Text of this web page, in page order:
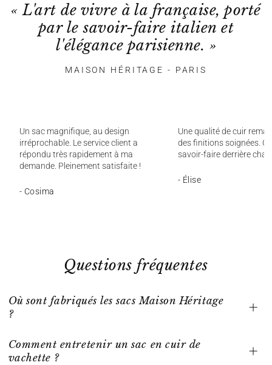
« L'art de vivre à la française, porté
par le savoir-faire italien et
l'élégance parisienne. »
MAISON HÉRITAGE - PARIS
Un sac magnifique, au design
irréprochable. Le service client a
répondu très rapidement à ma
demande. Pleinement satisfaite !
- Cosima
Une qualité de cuir
des finitions soignées.
savoir-faire derrière
- Élise
Questions fréquentes
Où sont fabriqués les sacs Maison Héritage
?
Comment entretenir un sac en cuir de
vachette ?